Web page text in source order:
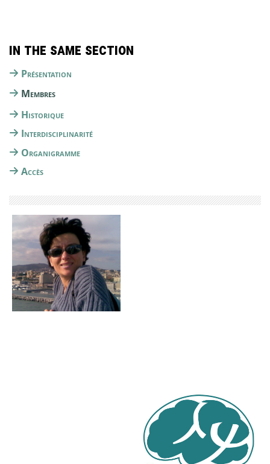
In the same section
Présentation
Membres
Historique
Interdisciplinarité
Organigramme
Accès